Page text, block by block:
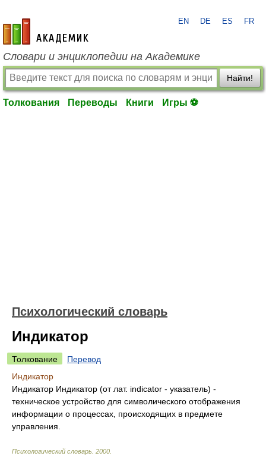
academic.ru
EN DE ES FR
Словари и энциклопедии на Академике
Найти!
Толкования Переводы Книги Игры ⚽
Психологический словарь
Индикатор
Толкование
Перевод
Индикатор
Индикатор Индикатор (от лат. indicator - указатель) -
техническое устройство для символического отображения
информации о процессах, происходящих в предмете
управления.
Психологический словарь 2000